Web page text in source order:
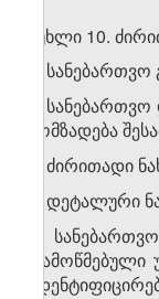
მუხლი 10.
1.
2.
მომზადება
ა) ძირითადი
ბ) დეტალური
3.